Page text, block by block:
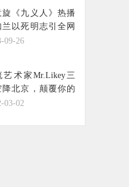
旋《九义人》热播
兰以死明志引全网
09-26
艺术家Mr.Likey三
降北京，颠覆你的
忆
03-02